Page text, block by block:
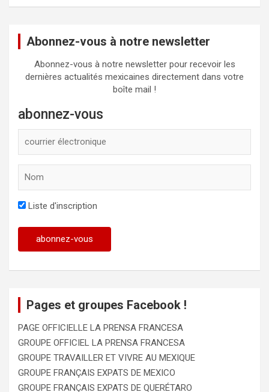
Abonnez-vous à notre newsletter
Abonnez-vous à notre newsletter pour recevoir les
dernières actualités mexicaines directement dans votre
boîte mail !
abonnez-vous
Liste d'inscription
Pages et groupes Facebook !
PAGE OFFICIELLE LA PRENSA FRANCESA
GROUPE OFFICIEL LA PRENSA FRANCESA
GROUPE TRAVAILLER ET VIVRE AU MEXIQUE
GROUPE FRANÇAIS EXPATS DE MEXICO
GROUPE FRANÇAIS EXPATS DE QUERÉTARO